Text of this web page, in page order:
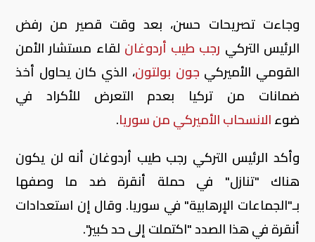
وجاءت تصريحات حسن، بعد وقت قصير من رفض
الرئيس التركي رجب طيب أردوغان لقاء مستشار الأمن
القومي الأميركي جون بولتون، الذي كان يحاول أخذ
ضمانات من تركيا بعدم التعرض للأكراد في
ضوءالانسحاب الأميركي من سوريا.
وأكد الرئيس التركي رجب طيب أردوغان أنه لن يكون
هناك "تنازل" في حملة أنقرة ضد ما وصفها
بـ"الجماعات الإرهابية" في سوريا. وقال إن استعدادات
أنقرة في هذا الصدد "اكتملت إلى حد كبير".